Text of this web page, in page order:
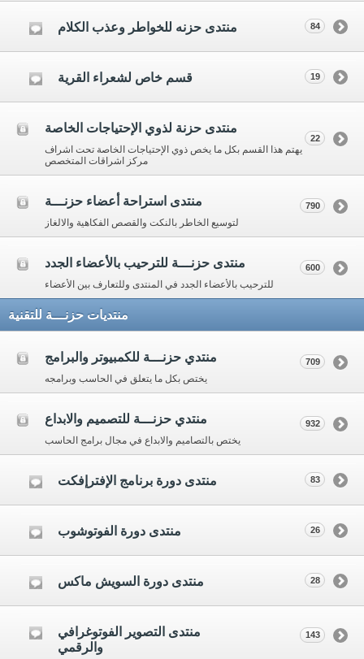
منتدى حزنه للخواطر وعذب الكلام 84
قسم خاص لشعراء القرية 19
منتدى حزنة لذوي الإحتياجات الخاصة
يهتم هذا القسم بكل ما يخص ذوي الإحتياجات الخاصة تحت اشراف
مركز اشراقات المتخصص
22
منتدى استراحة أعضاء حزنـــة
لتوسيع الخاطر بالنكت والقصص الفكاهية والالغاز
790
منتدى حزنـــة للترحيب بالأعضاء الجدد
للترحيب بالأعضاء الجدد في المنتدى وللتعارف بين الأعضاء
600
منتديات حزنـــة للتقنية
منتدي حزنـــة للكمبيوتر والبرامج
يختص بكل ما يتعلق في الحاسب وبرامجه
709
منتدي حزنـــة للتصميم والابداع
يختص بالتصاميم والابداع في مجال برامج الحاسب
932
منتدى دورة برنامج الإفترإفكت 83
منتدى دورة الفوتوشوب 26
منتدى دورة السويش ماكس 28
منتدى التصوير الفوتوغرافي
والرقمي
143